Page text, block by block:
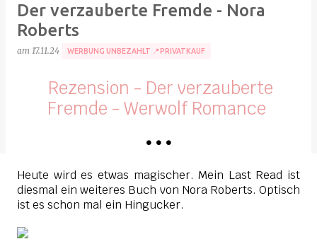
Der verzauberte Fremde - Nora
Roberts
am 17.11.24 WERBUNG UNBEZAHLT 📍PRIVATKAUF
Rezension - Der verzauberte
Fremde - Werwolf Romance
• • •
Heute wird es etwas magischer. Mein Last Read ist
diesmal ein weiteres Buch von Nora Roberts. Optisch
ist es schon mal ein Hingucker.